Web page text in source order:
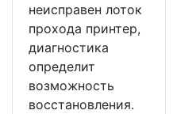
неисправен лоток
прохода принтер,
диагностика
определит
возможность
восстановления.